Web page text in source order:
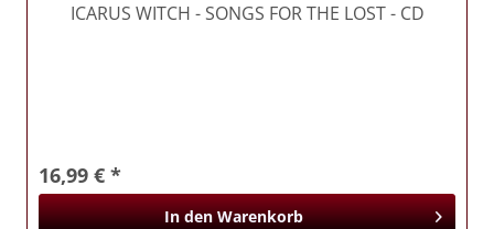
ICARUS WITCH - SONGS FOR THE LOST - CD
16,99 € *
In den Warenkorb